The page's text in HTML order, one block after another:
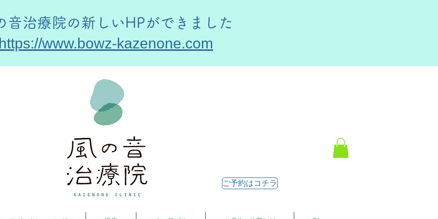
音治療院の新しいHPができました
www.bowz-kazenone.com
ご予約はコチラ